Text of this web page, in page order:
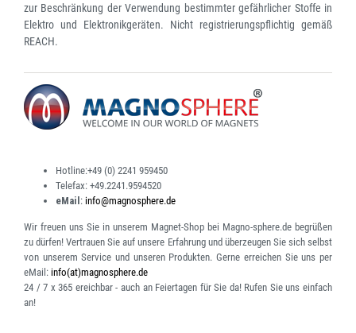
zur Beschränkung der Verwendung bestimmter gefährlicher Stoffe in
Elektro und Elektronikgeräten. Nicht registrierungspflichtig gemäß
REACH.
Hotline:+49 (0) 2241 959450
Telefax: +49.2241.9594520
eMail : info@magnosphere.de
Wir freuen uns Sie in unserem Magnet-Shop bei Magno-sphere.de begrüßen
zu dürfen! Vertrauen Sie auf unsere Erfahrung und überzeugen Sie sich selbst
von unserem Service und unseren Produkten. Gerne erreichen Sie uns per
eMail: info(at)magnosphere.de
24 / 7 x 365 ereichbar- auch an Feiertagen für Sie da! Rufen Sie uns einfach
an!